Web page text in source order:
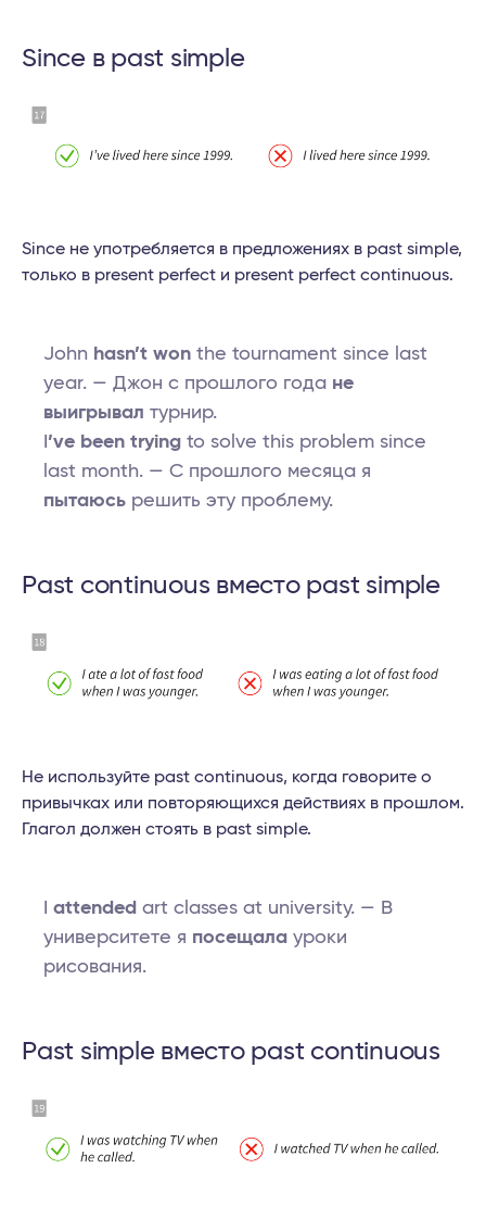
Since в past simple
Since не употребляется в предложениях в past simple,
только в present perfect и present perfect continuous.
John hasn’t won the tournament since last
year. — Джон с прошлого года не
выигрывал турнир.
’ve been trying to solve this problem since
last month. — С прошлого месяца я
пытаюсь решить эту проблему.
Рast continuous вместо past simple
Не используйте past continuous, когда говорите о
привычках или повторяющихся действиях в прошлом.
Глагол должен стоять в past simple.
attended art classes at university. — В
университете я посещала уроки
рисования.
Рast simple вместо past continuous